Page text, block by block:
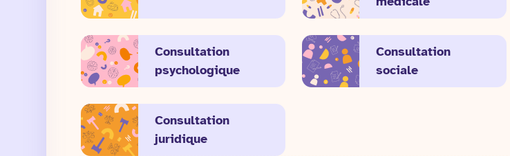
Consultation
psychologique
Consultation
sociale
Consultation
juridique